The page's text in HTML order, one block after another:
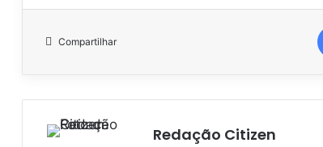
Compartilhar
Redação Citizen